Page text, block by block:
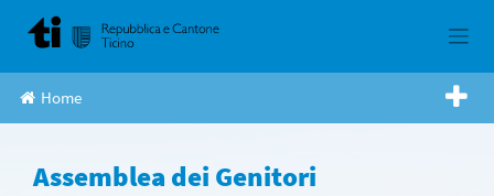
Home
Assemblea dei Genitori